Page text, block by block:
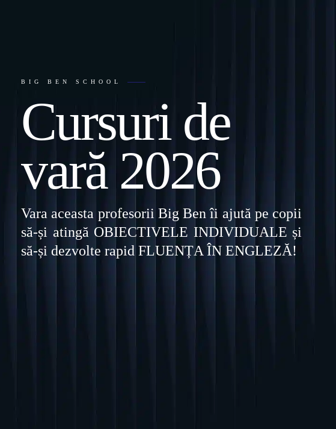
BIG BEN SCHOOL
Cursuri de
vară 2026
Vara aceasta profesorii Big Ben îi ajută pe copii
să-și atingă OBIECTIVELE INDIVIDUALE și
să-și dezvolte rapid FLUENȚA ÎN ENGLEZĂ!